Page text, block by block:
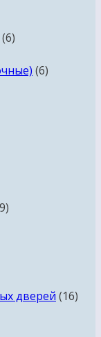
66
66
99
дверей 16